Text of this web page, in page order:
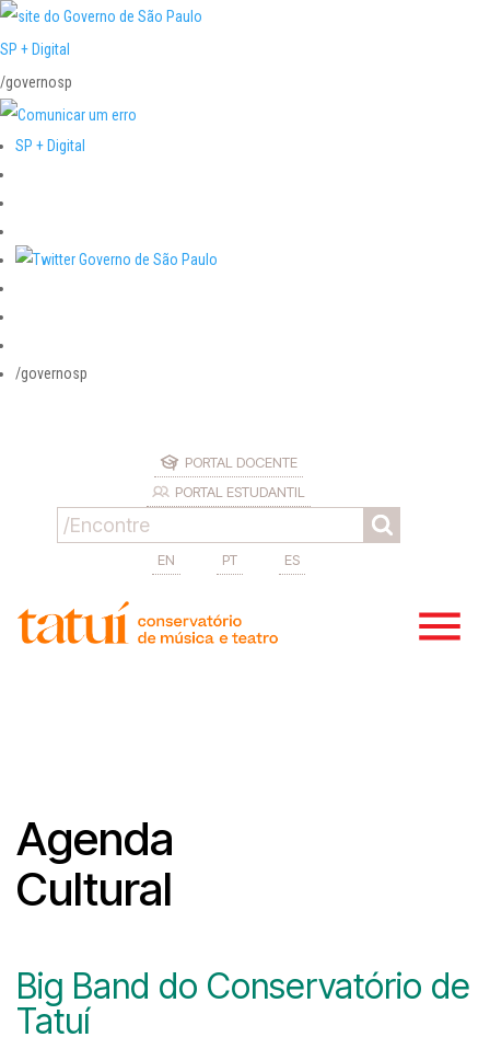
SP + Digital
/governosp
SP + Digital
/governosp
PORTAL DOCENTE
PORTAL ESTUDANTIL
EN PT ES
Agenda
Cultural
Big Band do Conservatório de
Tatuí